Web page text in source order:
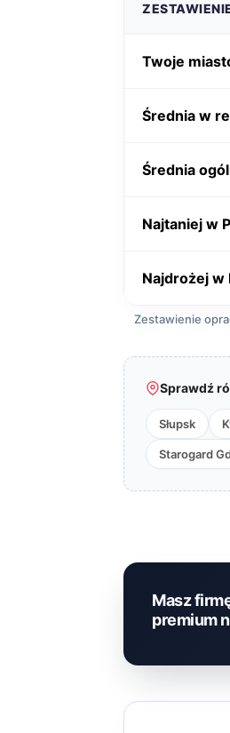
Twoje
Średnia w
Średnia
Najtaniej w
Najdrożej w
Zestawienie
Sprawdź
Słupsk
Starogard
Masz
premium